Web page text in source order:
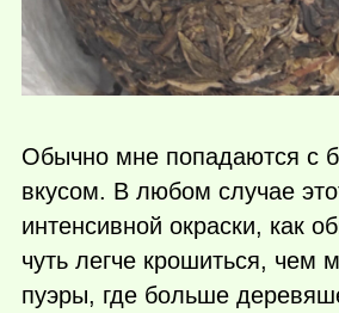
Обычно мне попадаются с
вкусом. В любом случае
интенсивной окраски, как
чуть легче крошиться, чем
пуэры, где больше